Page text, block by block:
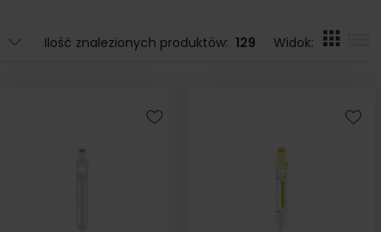
Ilość znalezionych produktów: 129 Widok: